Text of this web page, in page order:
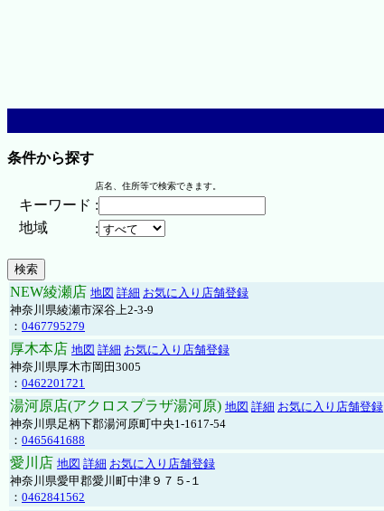
条件から探す
店名、住所等で検索できます。
キーワード :
地域
:
NEW綾瀬店 地図 詳細 お気に入り店舗登録
神奈川県綾瀬市深谷上2-3-9
： 0467795279
厚木本店 地図 詳細 お気に入り店舗登録
神奈川県厚木市岡田3005
： 0462201721
湯河原店(アクロスプラザ湯河原) 地図 詳細 お気に入り店舗登録
神奈川県足柄下郡湯河原町中央1-1617-54
： 0465641688
愛川店 地図 詳細 お気に入り店舗登録
神奈川県愛甲郡愛川町中津９７５-１
： 0462841562